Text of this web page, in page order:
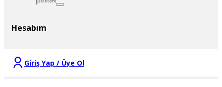
Hesabım
Giriş Yap / Üye Ol